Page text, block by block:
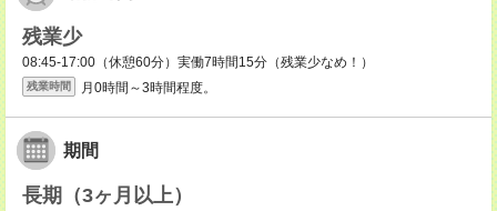
残業少
08:45-17:00（休憩60分）実働7時間15分（残業少なめ！）
残業時間 月0時間～3時間程度。
期間
長期（3ヶ月以上）